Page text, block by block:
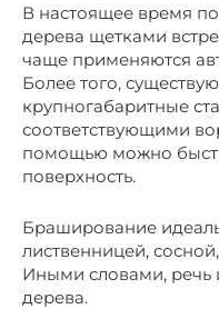
В настоящее время
дерева щетками
чаще применяются
Более того,
крупногабаритные
соответствующими
помощью можно
поверхность.
Браширование
лиственницей,
Иными словами, речь
дерева.